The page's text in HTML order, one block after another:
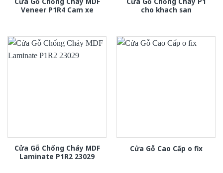
Veneer P1R4 Cam xe
cho khach san
Cửa Gỗ Chống Cháy MDF
Laminate P1R2 23029
Cửa Gỗ Cao Cấp o fix